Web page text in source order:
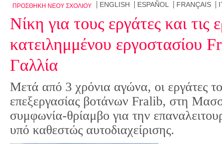
ΠΡΟΣΘΉΚΗ ΝΈΟΥ ΣΧΟΛΊΟΥ ENGLISH ESPAÑOL FRANÇAIS
Νίκη για τους εργάτες και τις
κατειλημμένου εργοστασίου
Γαλλία
Μετά από 3 χρόνια αγώνα, οι εργάτες
επεξεργασίας βοτάνων Fralib, στη
συμφωνία-θρίαμβο για την
υπό καθεστώς αυτοδιαχείρισης.